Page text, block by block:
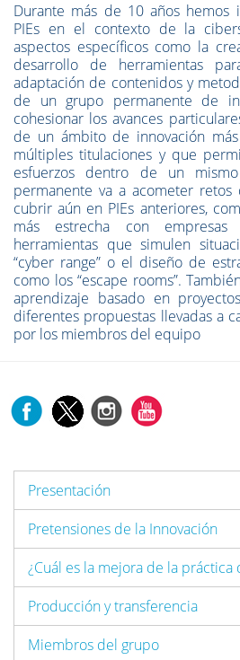
Durante más de 10 años hemos
PIEs en el contexto de la
aspectos específicos como la
desarrollo de herramientas
adaptación de contenidos y
de un grupo permanente de
cohesionar los avances
de un ámbito de innovación
múltiples titulaciones y que
esfuerzos dentro de un
permanente va a acometer
cubrir aún en PIEs anteriores,
más estrecha con
herramientas que simulen
“cyber range” o el diseño de
como los “escape rooms”.
aprendizaje basado en
diferentes propuestas llevadas a
por los miembros del equipo
Presentación
Pretensiones de la Innovación
¿Cuál es la mejora de la práctica
Producción y transferencia
Miembros del grupo